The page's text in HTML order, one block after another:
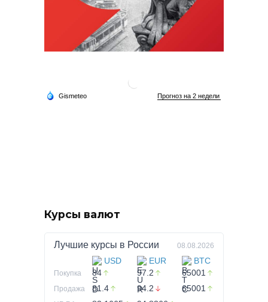
Курсы валют
Лучшие курсы в России 08.08.2026
USD EUR BTC
Покупка 84 97.2 65001
Продажа 81.4 94.2 65001